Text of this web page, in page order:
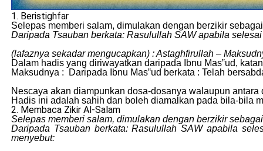
1. Beristighfar
Selepas memberi salam, dimulakan dengan berzikir
Daripada Tsauban berkata: Rasulullah SAW apabila
(lafaznya sekadar mengucapkan) : Astaghfirullah –
Dalam hadis yang diriwayatkan daripada Ibnu Mas‟ud,
Maksudnya : Daripada Ibnu Mas‟ud berkata : Telah
Nescaya akan diampunkan dosa-dosanya walaupun
Hadis ini adalah sahih dan boleh diamalkan pada bila-bila
2. Membaca Zikir Al-Salam
Selepas memberi salam, dimulakan dengan berzikir
Daripada Tsauban berkata: Rasulullah SAW apabila
menyebut: